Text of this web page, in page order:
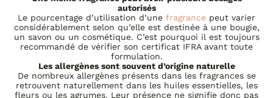
autorisés
Le pourcentage d’utilisation d’une fragrance peut varier
considérablement selon qu’elle est destinée à une bougie,
un savon ou un cosmétique. C’est pourquoi il est toujours
recommandé de vérifier son certificat IFRA avant toute
formulation.
Les allergènes sont souvent d’origine naturelle
De nombreux allergènes présents dans les fragrances se
retrouvent naturellement dans les huiles essentielles, les
fleurs ou les agrumes. Leur présence ne signifie donc pas